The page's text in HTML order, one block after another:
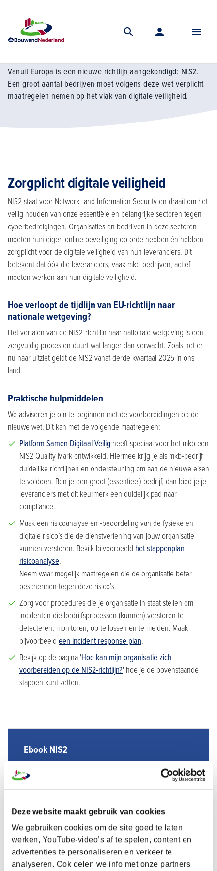
Deze website maakt gebruik van cookies
We gebruiken cookies om de site goed te laten
werken, YouTube-video’s af te spelen, content en
advertenties te personaliseren en verkeer te
analyseren. Ook delen we info met onze partners
Kennis
Vanuit Europa is een nieuwe richtlijn aangekondigd: NIS2.
Een groot aantal bedrijven moet volgens deze wet verplicht
maatregelen nemen op het vlak van digitale veiligheid.
Zorgplicht digitale veiligheid
NIS2 staat voor Network- and Information Security en draait om het
veilig houden van onze essentiële en belangrijke sectoren tegen
cyberbedreigingen. Organisaties en bedrijven in deze sectoren
moeten hun eigen online beveiliging op orde hebben én hebben
zorgplicht voor de digitale veiligheid van hun leveranciers. Dit
betekent dat óók die leveranciers, vaak mkb-bedrijven, actief
moeten werken aan hun digitale veiligheid.
Hoe verloopt de tijdlijn van EU-richtlijn naar
nationale wetgeving?
Het vertalen van de NIS2-richtlijn naar nationale wetgeving is een
zorgvuldig proces en duurt wat langer dan verwacht. Zoals het er
nu naar uitziet geldt de NIS2 vanaf derde kwartaal 2025 in ons
land.
Praktische hulpmiddelen
We adviseren je om te beginnen met de voorbereidingen op de
nieuwe wet. Dit kan met de volgende maatregelen:
Platform Samen Digitaal Veilig heeft speciaal voor het mkb een
NIS2 Quality Mark ontwikkeld. Hiermee krijg je als mkb-bedrijf
duidelijke richtlijnen en ondersteuning om aan de nieuwe eisen
te voldoen. Ben je een groot (essentieel) bedrijf, dan bied je je
leveranciers met dit keurmerk een duidelijk pad naar
compliance.
Maak een risicoanalyse en -beoordeling van de fysieke en
digitale risico’s die de dienstverlening van jouw organisatie
kunnen verstoren. Bekijk bijvoorbeeld het stappenplan
risicoanalyse.
Neem waar mogelijk maatregelen die de organisatie beter
beschermen tegen deze risico’s.
Zorg voor procedures die je organisatie in staat stellen om
incidenten die bedrijfsprocessen (kunnen) verstoren te
detecteren, monitoren, op te lossen en te melden. Maak
bijvoorbeeld een incident response plan.
Bekijk op de pagina 'Hoe kan mijn organisatie zich
voorbereiden op de NIS2-richtlijn?' hoe je de bovenstaande
stappen kunt zetten.
Ebook NIS2
essentiële bedrijven en hun toeleveranciers een eBook
over de NIS2 gemaakt. Deze publicatie kun je gratis
Download het NIS2 ebook